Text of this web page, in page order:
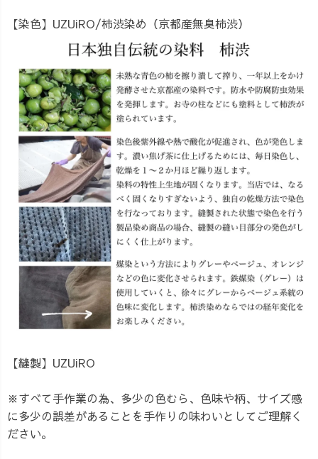
【染色】UZUiRO/柿渋染め（京都産無臭柿渋）
【縫製】UZUiRO
※すべて手作業の為、多少の色むら、色味や柄、サイズ感
に多少の誤差があることを手作りの味わいとしてご理解く
ださい。